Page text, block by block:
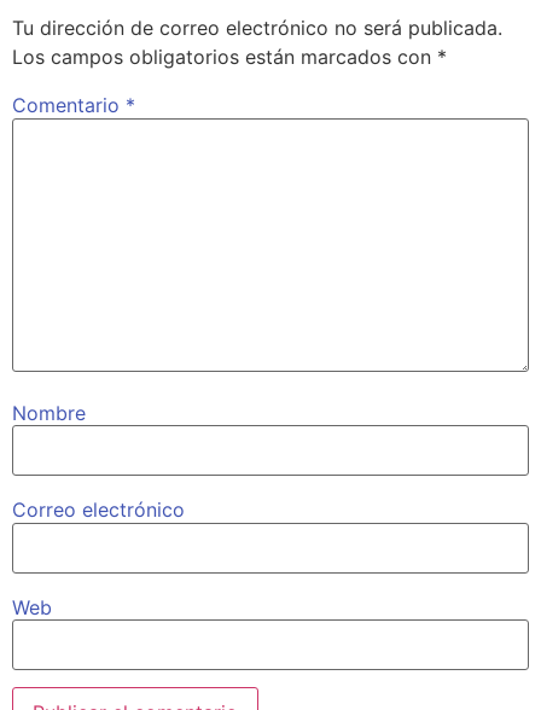
Tu dirección de correo electrónico no será publicada.
Los campos obligatorios están marcados con *
Comentario *
Nombre
Correo electrónico
Web